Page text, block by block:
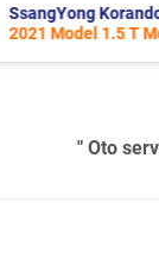
Skoda
2019 Model
" Oto